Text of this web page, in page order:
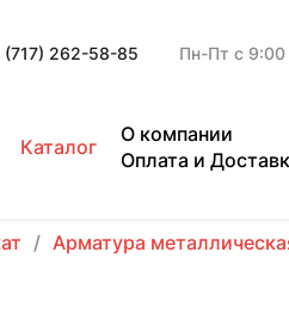
(717) 262-58-85 Пн-Пт с 9:00
Каталог
О компании
Оплата и
Арматура